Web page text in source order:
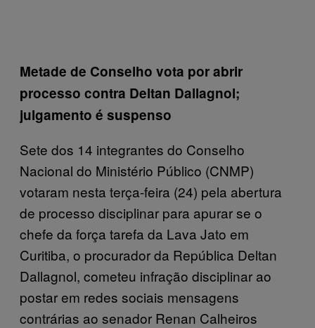
Metade de Conselho vota por abrir
processo contra Deltan Dallagnol;
julgamento é suspenso
Sete dos 14 integrantes do Conselho
Nacional do Ministério Público (CNMP)
votaram nesta terça-feira (24) pela abertura
de processo disciplinar para apurar se o
chefe da força tarefa da Lava Jato em
Curitiba, o procurador da República Deltan
Dallagnol, cometeu infração disciplinar ao
postar em redes sociais mensagens
contrárias ao senador Renan Calheiros